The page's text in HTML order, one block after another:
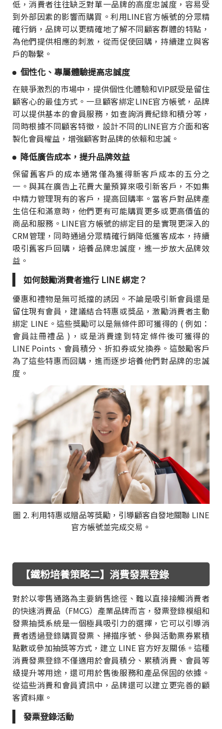
低，消費者往往缺乏對單一品牌的高度忠誠度，容易受
到外部因素的影響而購買。利用LINE官方帳號的分眾精
確行銷，品牌可以更精確地了解不同顧客群體的特點，
為他們提供相應的刺激，從而促使回購，持續建立與客
戶的聯繫。
個性化、專屬體驗提高忠誠度
在競爭激烈的市場中，提供個性化體驗和VIP感受是留住
顧客心的最佳方式。一旦顧客綁定LINE官方帳號，品牌
可以提供基本的會員服務，如查詢消費紀錄和積分等，
同時根據不同顧客特徵，設計不同的LINE官方介面和客
製化會員權益，增強顧客對品牌的依賴和忠誠。
降低廣告成本，提升品牌效益
保留舊客戶的成本通常僅為獲得新客戶成本的五分之
一。與其在廣告上花費大量預算來吸引新客戶，不如集
中精力管理現有的客戶，提高回購率。當客戶對品牌產
生信任和滿意時，他們更有可能購買更多或更高價值的
商品和服務。LINE官方帳號的綁定目的是實現更深入的
CRM管理，同時通過分眾精確行銷降低獲客成本，持續
吸引舊客戶回購，培養品牌忠誠度，進一步放大品牌效
益。
如何鼓勵消費者進行 LINE 綁定？
優惠和禮物是無可抵擋的誘因。不論是吸引新會員還是
留住現有會員，建議結合特惠或獎品，激勵消費者主動
綁定 LINE。這些獎勵可以是無條件即可獲得的 ( 例如：
會員註冊禮品 )，或是消費達到特定條件後可獲得的
LINE Points、會員積分、折扣券或兌換券。這鼓勵客戶
為了這些特惠而回購，進而逐步培養他們對品牌的忠誠
度。
圖 2. 利用特惠或贈品等獎勵，引導顧客自發地關聯 LINE
官方帳號並完成交易。
【鐵粉培養策略二】消費發票登錄
對於以零售通路為主要銷售途徑、難以直接接觸消費者
的快速消費品（FMCG）產業品牌而言，發票登錄模組和
發票抽獎系統是一個極具吸引力的選擇，它可以引導消
費者透過登錄購買發票、掃描序號、參與活動票券累積
點數或參加抽獎等方式，建立 LINE 官方好友關係。這種
消費發票登錄不僅適用於會員積分、累積消費、會員等
級提升等用途，還可用於售後服務和產品保固的依據。
從這些消費和會員資訊中，品牌還可以建立更完善的顧
客資料庫。
發票登錄活動